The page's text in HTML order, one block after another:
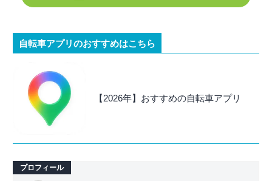
自転車アプリのおすすめはこちら
【2026年】おすすめの自転車アプリ
プロフィール